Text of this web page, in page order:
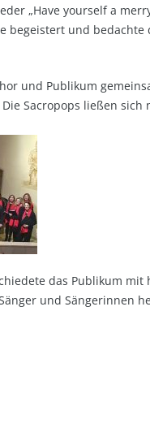
„Have yourself a
begeistert und
und Publikum
Sacropops ließen
das Publikum
und Sängerinnen